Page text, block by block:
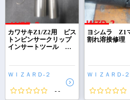
カワサキZ1/Z2用 ピス
トンピンサークリップ
インサートツール 広
ＷＩＺＡＲＤ‐２
- -
ヨシムラ Z1
割れ溶接修
ＷＩＺＡＲＤ‐２
車種選択する
まずはメーカー
排気量